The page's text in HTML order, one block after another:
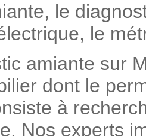
le
le
amiante sur
dont le
à
Nos experts